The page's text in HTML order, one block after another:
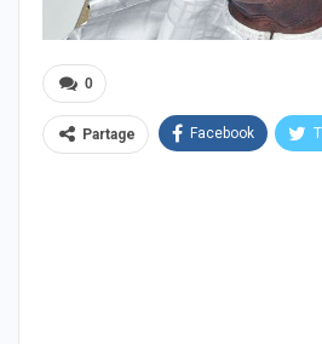
0
Partage Facebook